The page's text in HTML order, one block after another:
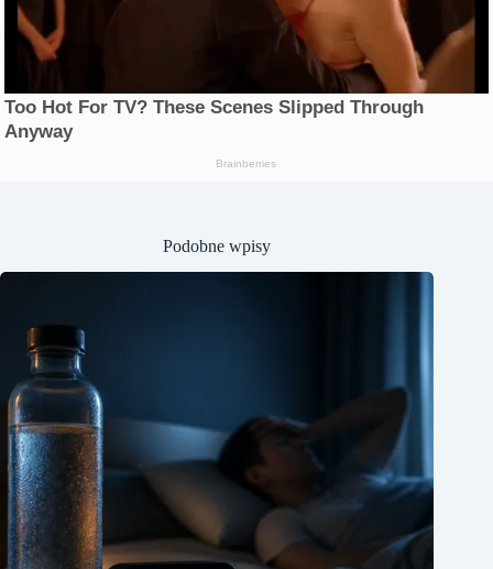
Podobne wpisy